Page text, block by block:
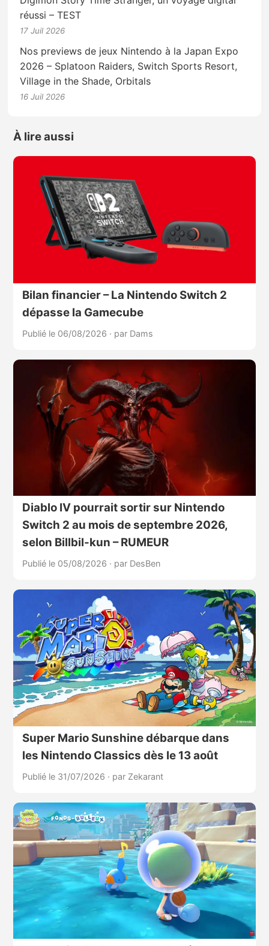
réussi – TEST
17 Juil 2026
Nos previews de jeux Nintendo à la Japan Expo
2026 – Splatoon Raiders, Switch Sports Resort,
Village in the Shade, Orbitals
16 Juil 2026
À lire aussi
Bilan financier – La Nintendo Switch 2
dépasse la Gamecube
Publié le 06/08/2026 · par Dams
Diablo IV pourrait sortir sur Nintendo
Switch 2 au mois de septembre 2026,
selon Billbil-kun – RUMEUR
Publié le 05/08/2026 · par DesBen
Super Mario Sunshine débarque dans
les Nintendo Classics dès le 13 août
Publié le 31/07/2026 · par Zekarant